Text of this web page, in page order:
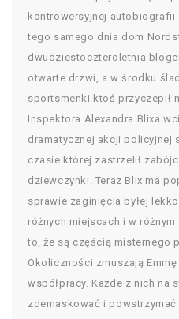
kontrowersyjnej autobiografii
tego samego dnia dom
dwudziestoczteroletnia
otwarte drzwi, a w środku
sportsmenki ktoś przyczepił
Inspektora Alexandra Blixa
dramatycznej akcji policyjnej
czasie której zastrzelił
dziewczynki. Teraz Blix ma
sprawie zaginięcia byłej
różnych miejscach i w
to, że są częścią misternego
Okoliczności zmuszają
współpracy. Każde z nich na
zdemaskować i